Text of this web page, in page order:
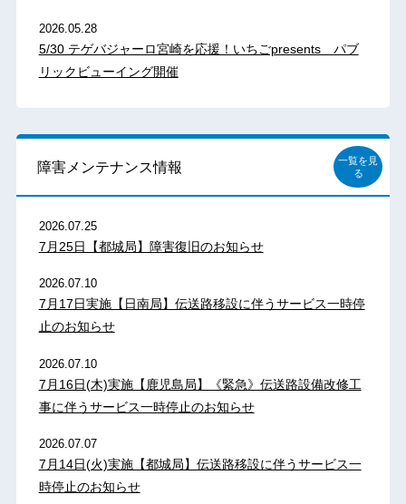
2026.05.28
5/30 テゲバジャーロ宮崎を応援！いちごpresents パブ
リックビューイング開催
障害メンテナンス情報
一覧を見
る
2026.07.25
7月25日【都城局】障害復旧のお知らせ
2026.07.10
7月17日実施【日南局】伝送路移設に伴うサービス一時停
止のお知らせ
2026.07.10
7月16日(木)実施【鹿児島局】《緊急》伝送路設備改修工
事に伴うサービス一時停止のお知らせ
2026.07.07
7月14日(火)実施【都城局】伝送路移設に伴うサービス一
時停止のお知らせ